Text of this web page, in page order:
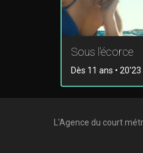
Sous l'écorce
Dès 11 ans • 20'23
L'Agence du court